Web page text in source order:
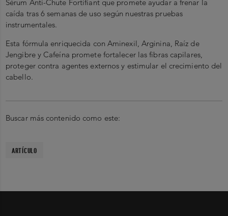
Sérum Anti-Chute Fortifiant que promete ayudar a frenar la
caída tras 6 semanas de uso según nuestras pruebas
instrumentales.
Esta fórmula enriquecida con Aminexil, Arginina, Raíz de
Jengibre y Cafeína promete fortalecer las fibras capilares,
proteger contra agentes externos y estimular el crecimiento del
cabello.
Buscar más contenido como este:
ARTÍCULO